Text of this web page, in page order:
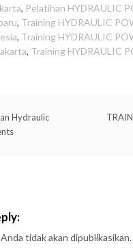
, Pelatihan HYDRAULIC
, Training HYDRAULIC
, Training HYDRAULIC
, Training HYDRAULIC
Hydraulic
tidak akan dipublikasikan.